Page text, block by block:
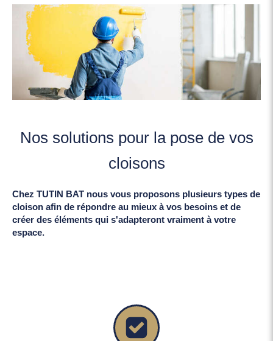
Nos solutions pour la pose de vos
cloisons
Chez TUTIN BAT nous vous proposons plusieurs types de
cloison afin de répondre au mieux à vos besoins et de
créer des éléments qui s'adapteront vraiment à votre
espace.